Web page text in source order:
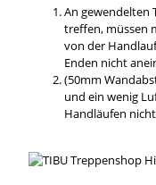
An gewendelten
treffen, müssen
von der
Enden nicht
(50mm
und ein wenig
Handläufen